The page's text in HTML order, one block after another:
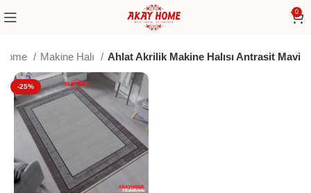
0
Home Makine Halı Ahlat Akrilik Makine Halısı Antrasit Mavi
-25%